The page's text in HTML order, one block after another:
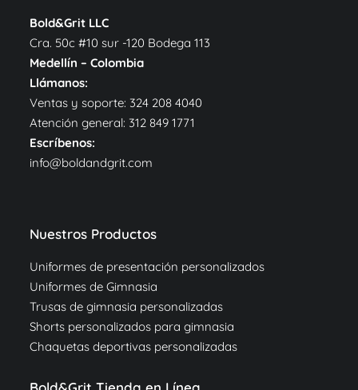
Bold&Grit LLC
Cra. 50c #10 sur -120 Bodega 113
Medellín – Colombia
Llámanos:
Ventas y soporte: 324 208 4040
Atención general: 312 849 1771
Escríbenos:
info@boldandgrit.com
Nuestros Productos
Uniformes de presentación personalizados
Uniformes de Gimnasia
Trusas de gimnasia personalizadas
Shorts personalizados para gimnasia
Chaquetas deportivas personalizadas